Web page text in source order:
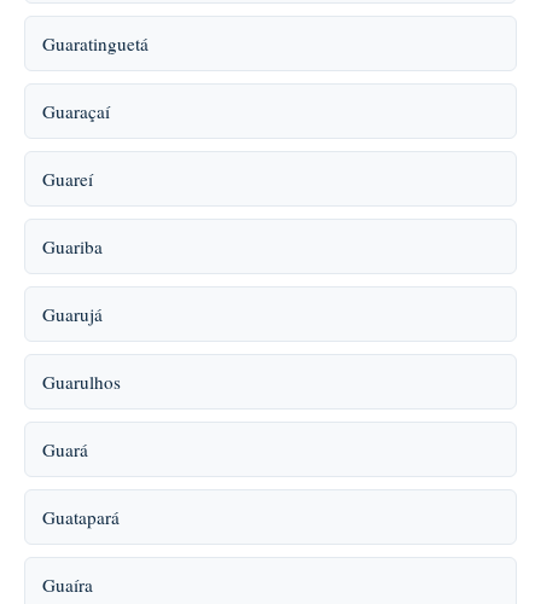
Guaratinguetá
Guaraçaí
Guareí
Guariba
Guarujá
Guarulhos
Guará
Guatapará
Guaíra